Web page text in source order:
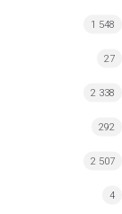
1 548
27
2 338
292
2 507
4